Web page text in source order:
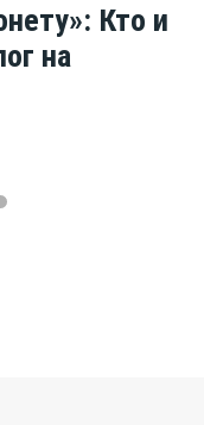
Кто и
на